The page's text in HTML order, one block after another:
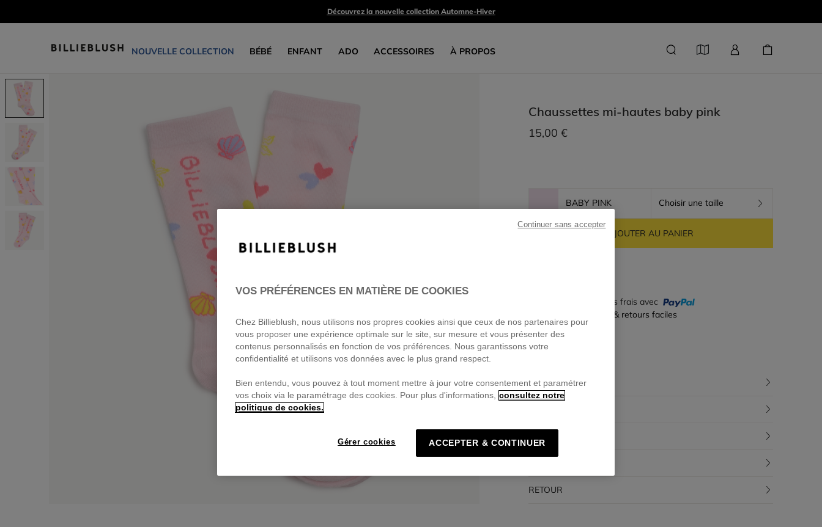
Découvrez la nouvelle collection Automne-Hiver
NOUVELLE COLLECTION BÉBÉ ENFANT ADO ACCESSOIRES À PROPOS
Chaussettes mi-hautes baby pink
15,00 €
BABY PINK Choisir une taille
AJOUTER AU PANIER
Payez en 4 fois sans frais avec
🔒Paiement sécurisé & retours faciles
DESCRIPTION
RETOUR
VOS PRÉFÉRENCES EN MATIÈRE DE COOKIES
Chez Billieblush, nous utilisons nos propres cookies ainsi que ceux de nos partenaires pour
vous proposer une expérience optimale sur le site, sur mesure et vous présenter des
contenus personnalisés en fonction de vos préférences. Nous garantissons votre
confidentialité et utilisons vos données avec le plus grand respect.
Bien entendu, vous pouvez à tout moment mettre à jour votre consentement et paramétrer
vos choix via le paramétrage des cookies. Pour plus d'informations,
consultez notre
politique de cookies.
Gérer cookies ACCEPTER & CONTINUER
Continuer sans accepter